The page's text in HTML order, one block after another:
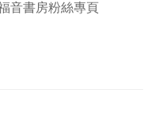
音書房粉絲專頁